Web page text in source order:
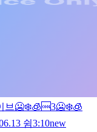
브 🥶❄️🧊🆒3🥶❄️🧊
쉼3:10new